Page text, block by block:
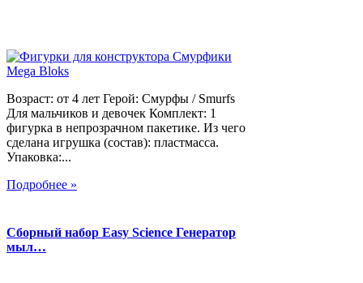
Возраст: от 4 лет Герой: Смурфы / Smurfs
Для мальчиков и девочек Комплект: 1
фигурка в непрозрачном пакетике. Из чего
сделана игрушка (состав): пластмасса.
Упаковка:...
Подробнее »
Сборный набор Easy Science Генератор
мыл…